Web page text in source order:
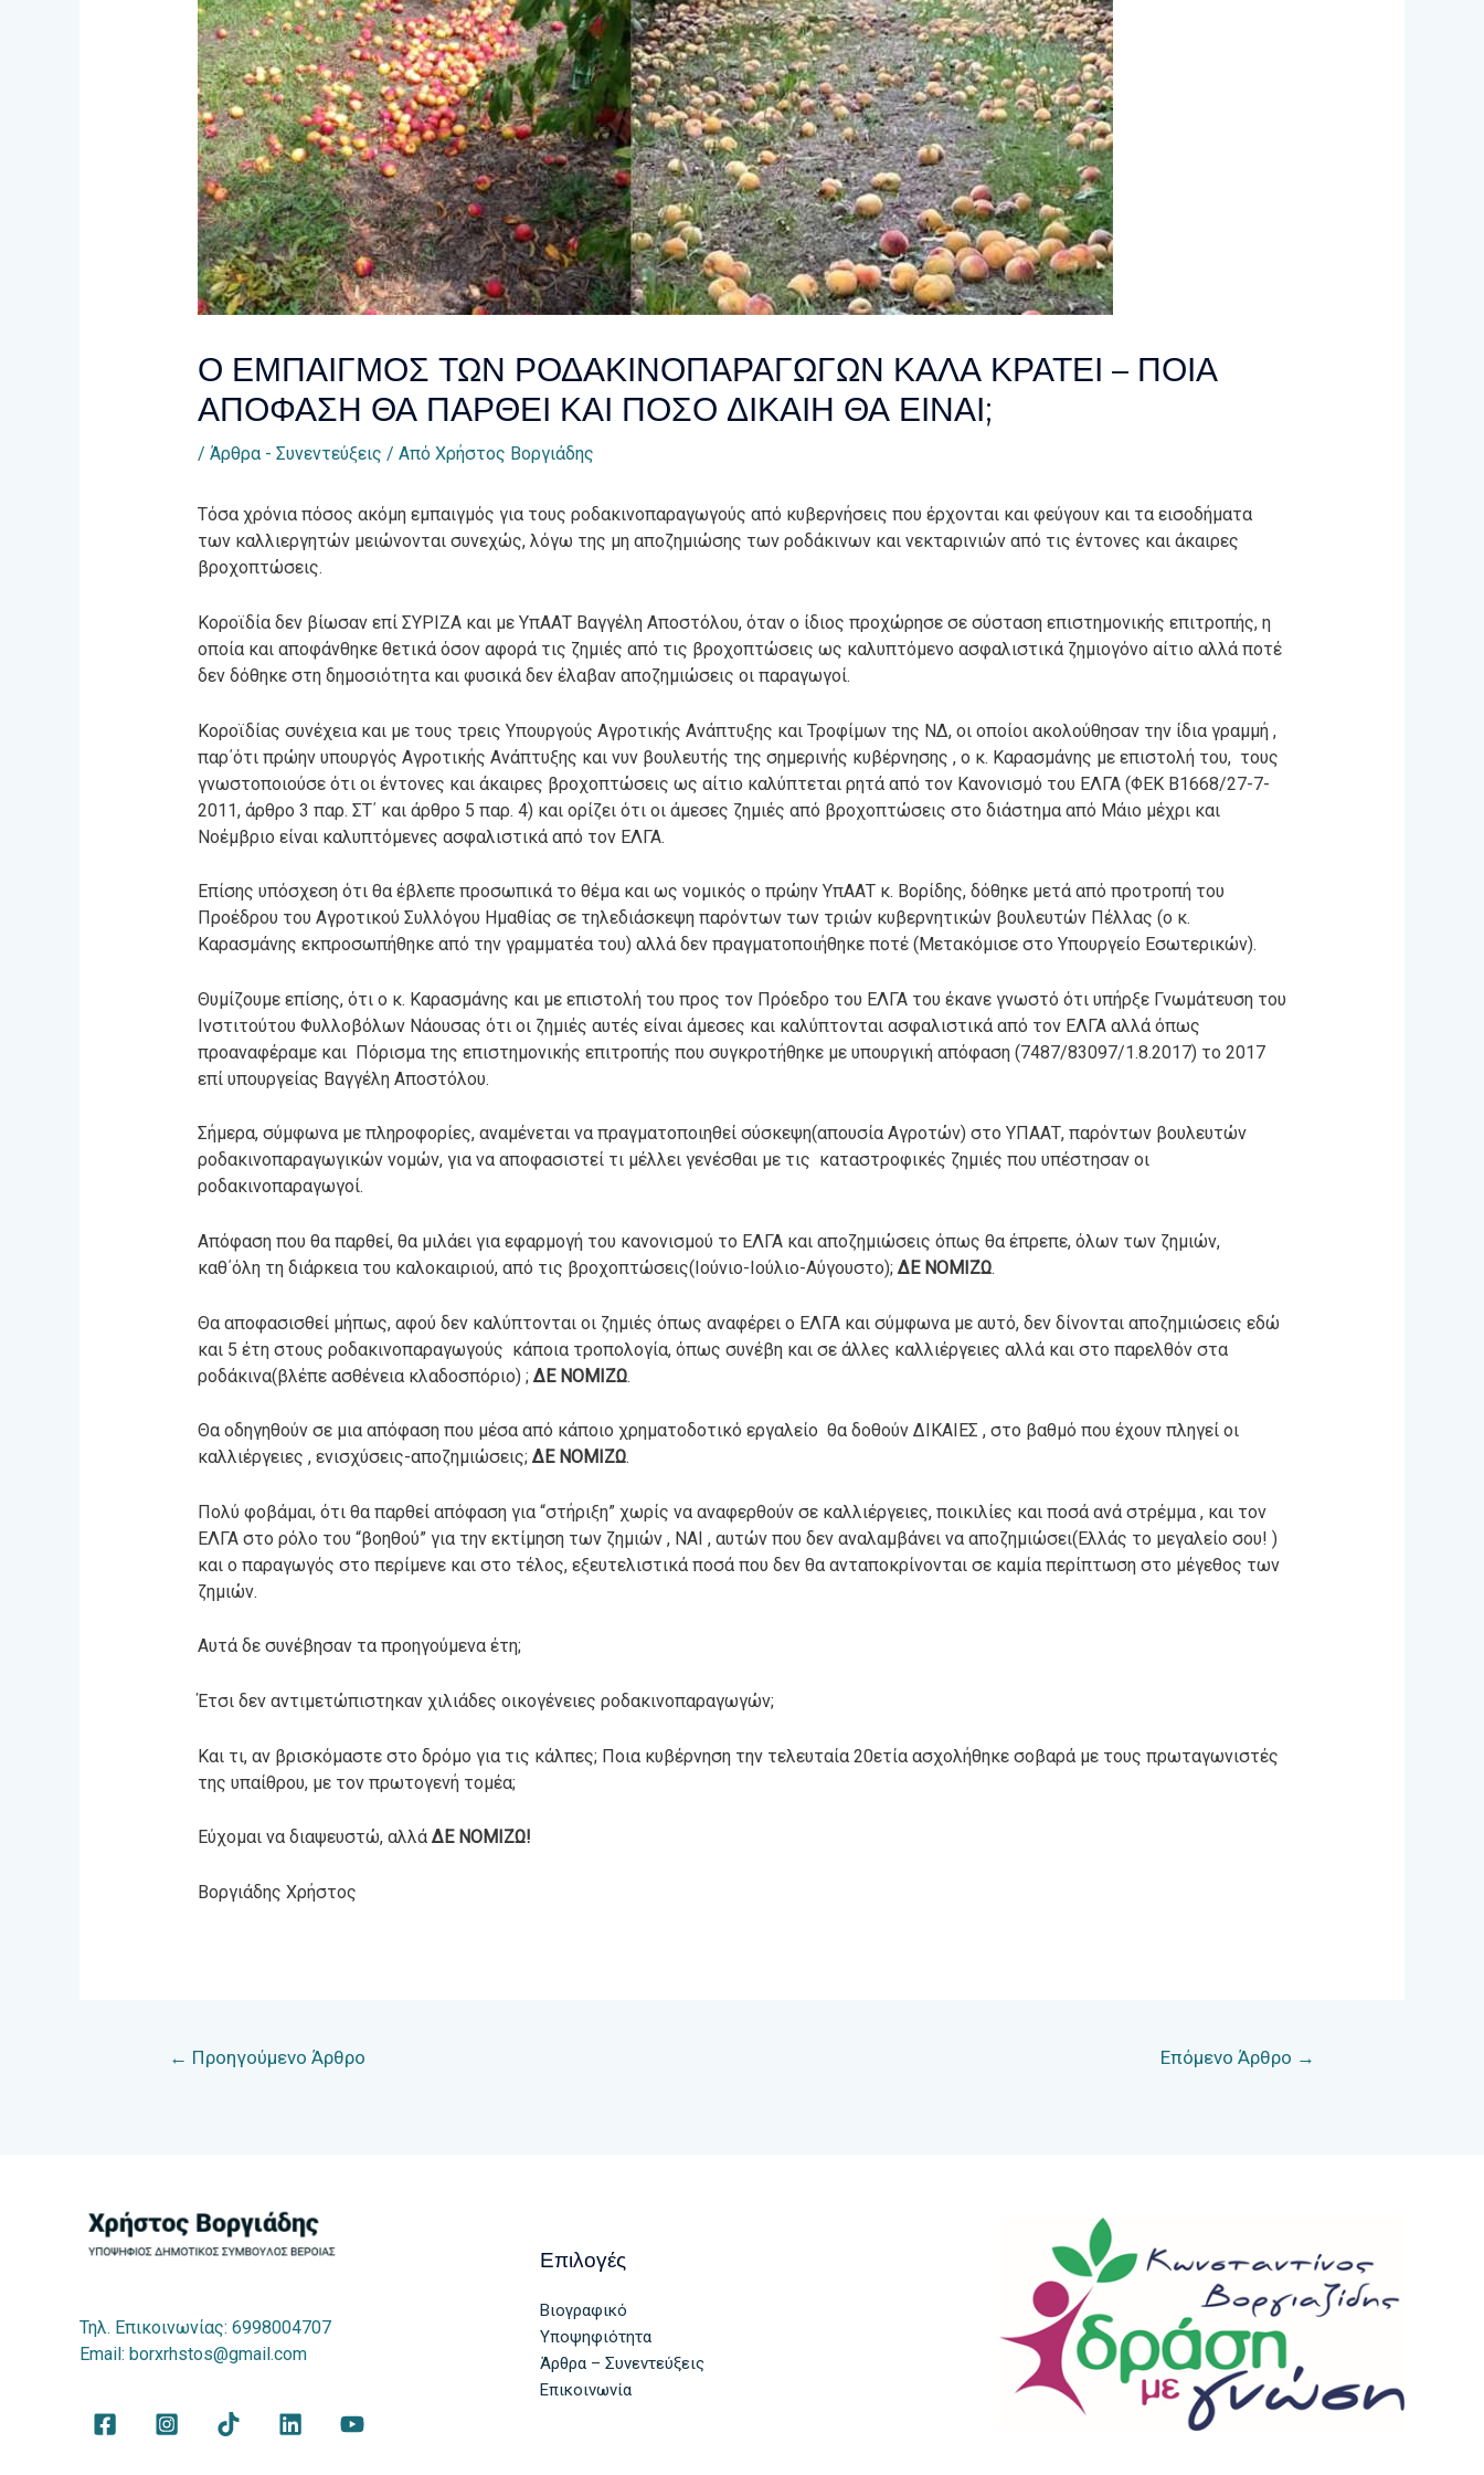
Ο ΕΜΠΑΙΓΜΟΣ ΤΩΝ ΡΟΔΑΚΙΝΟΠΑΡΑΓΩΓΩΝ ΚΑΛΑ ΚΡΑΤΕΙ – ΠΟΙΑ
ΑΠΟΦΑΣΗ ΘΑ ΠΑΡΘΕΙ ΚΑΙ ΠΟΣΟ ΔΙΚΑΙΗ ΘΑ ΕΙΝΑΙ;
/ Άρθρα - Συνεντεύξεις / Από Χρήστος Βοργιάδης
Τόσα χρόνια πόσος ακόμη εμπαιγμός για τους ροδακινοπαραγωγούς από κυβερνήσεις που έρχονται και φεύγουν και τα εισοδήματα
των καλλιεργητών μειώνονται συνεχώς, λόγω της μη αποζημιώσης των ροδάκινων και νεκταρινιών από τις έντονες και άκαιρες
βροχοπτώσεις.
Κοροϊδία δεν βίωσαν επί ΣΥΡΙΖΑ και με ΥπΑΑΤ Βαγγέλη Αποστόλου, όταν ο ίδιος προχώρησε σε σύσταση επιστημονικής επιτροπής, η
οποία και αποφάνθηκε θετικά όσον αφορά τις ζημιές από τις βροχοπτώσεις ως καλυπτόμενο ασφαλιστικά ζημιογόνο αίτιο αλλά ποτέ
δεν δόθηκε στη δημοσιότητα και φυσικά δεν έλαβαν αποζημιώσεις οι παραγωγοί.
Κοροϊδίας συνέχεια και με τους τρεις Υπουργούς Αγροτικής Ανάπτυξης και Τροφίμων της ΝΔ, οι οποίοι ακολούθησαν την ίδια γραμμή ,
παρ΄ότι πρώην υπουργός Αγροτικής Ανάπτυξης και νυν βουλευτής της σημερινής κυβέρνησης , ο κ. Καρασμάνης με επιστολή του, τους
γνωστοποιούσε ότι οι έντονες και άκαιρες βροχοπτώσεις ως αίτιο καλύπτεται ρητά από τον Κανονισμό του ΕΛΓΑ (ΦΕΚ Β1668/27-7-
2011, άρθρο 3 παρ. ΣΤ΄ και άρθρο 5 παρ. 4) και ορίζει ότι οι άμεσες ζημιές από βροχοπτώσεις στο διάστημα από Μάιο μέχρι και
Νοέμβριο είναι καλυπτόμενες ασφαλιστικά από τον ΕΛΓΑ.
Επίσης υπόσχεση ότι θα έβλεπε προσωπικά το θέμα και ως νομικός ο πρώην ΥπΑΑΤ κ. Βορίδης, δόθηκε μετά από προτροπή του
Προέδρου του Αγροτικού Συλλόγου Ημαθίας σε τηλεδιάσκεψη παρόντων των τριών κυβερνητικών βουλευτών Πέλλας (ο κ.
Καρασμάνης εκπροσωπήθηκε από την γραμματέα του) αλλά δεν πραγματοποιήθηκε ποτέ (Μετακόμισε στο Υπουργείο Εσωτερικών).
Θυμίζουμε επίσης, ότι ο κ. Καρασμάνης και με επιστολή του προς τον Πρόεδρο του ΕΛΓΑ του έκανε γνωστό ότι υπήρξε Γνωμάτευση του
Ινστιτούτου Φυλλοβόλων Νάουσας ότι οι ζημιές αυτές είναι άμεσες και καλύπτονται ασφαλιστικά από τον ΕΛΓΑ αλλά όπως
προαναφέραμε και Πόρισμα της επιστημονικής επιτροπής που συγκροτήθηκε με υπουργική απόφαση (7487/83097/1.8.2017) το 2017
επί υπουργείας Βαγγέλη Αποστόλου.
Σήμερα, σύμφωνα με πληροφορίες, αναμένεται να πραγματοποιηθεί σύσκεψη(απουσία Αγροτών) στο ΥΠΑΑΤ, παρόντων βουλευτών
ροδακινοπαραγωγικών νομών, για να αποφασιστεί τι μέλλει γενέσθαι με τις καταστροφικές ζημιές που υπέστησαν οι
ροδακινοπαραγωγοί.
Απόφαση που θα παρθεί, θα μιλάει για εφαρμογή του κανονισμού το ΕΛΓΑ και αποζημιώσεις όπως θα έπρεπε, όλων των ζημιών,
καθ΄όλη τη διάρκεια του καλοκαιριού, από τις βροχοπτώσεις(Ιούνιο-Ιούλιο-Αύγουστο); ΔΕ ΝΟΜΙΖΩ.
Θα αποφασισθεί μήπως, αφού δεν καλύπτονται οι ζημιές όπως αναφέρει ο ΕΛΓΑ και σύμφωνα με αυτό, δεν δίνονται αποζημιώσεις εδώ
και 5 έτη στους ροδακινοπαραγωγούς κάποια τροπολογία, όπως συνέβη και σε άλλες καλλιέργειες αλλά και στο παρελθόν στα
ροδάκινα(βλέπε ασθένεια κλαδοσπόριο) ; ΔΕ ΝΟΜΙΖΩ.
Θα οδηγηθούν σε μια απόφαση που μέσα από κάποιο χρηματοδοτικό εργαλείο θα δοθούν ΔΙΚΑΙΕΣ , στο βαθμό που έχουν πληγεί οι
καλλιέργειες , ενισχύσεις-αποζημιώσεις; ΔΕ ΝΟΜΙΖΩ.
Πολύ φοβάμαι, ότι θα παρθεί απόφαση για “στήριξη” χωρίς να αναφερθούν σε καλλιέργειες, ποικιλίες και ποσά ανά στρέμμα , και τον
ΕΛΓΑ στο ρόλο του “βοηθού” για την εκτίμηση των ζημιών , ΝΑΙ , αυτών που δεν αναλαμβάνει να αποζημιώσει(Ελλάς το μεγαλείο σου! )
και ο παραγωγός στο περίμενε και στο τέλος, εξευτελιστικά ποσά που δεν θα ανταποκρίνονται σε καμία περίπτωση στο μέγεθος των
ζημιών.
Αυτά δε συνέβησαν τα προηγούμενα έτη;
Έτσι δεν αντιμετώπιστηκαν χιλιάδες οικογένειες ροδακινοπαραγωγών;
Και τι, αν βρισκόμαστε στο δρόμο για τις κάλπες; Ποια κυβέρνηση την τελευταία 20ετία ασχολήθηκε σοβαρά με τους πρωταγωνιστές
της υπαίθρου, με τον πρωτογενή τομέα;
Εύχομαι να διαψευστώ, αλλά ΔΕ ΝΟΜΙΖΩ!
Βοργιάδης Χρήστος
Πλοήγηση
← Προηγούμενο Άρθρο Επόμενο Άρθρο →
Τηλ. Επικοινωνίας: 6998004707
Email: borxrhstos@gmail.com
Επιλογές
Βιογραφικό
Υποψηφιότητα
Άρθρα – Συνεντεύξεις
Επικοινωνία